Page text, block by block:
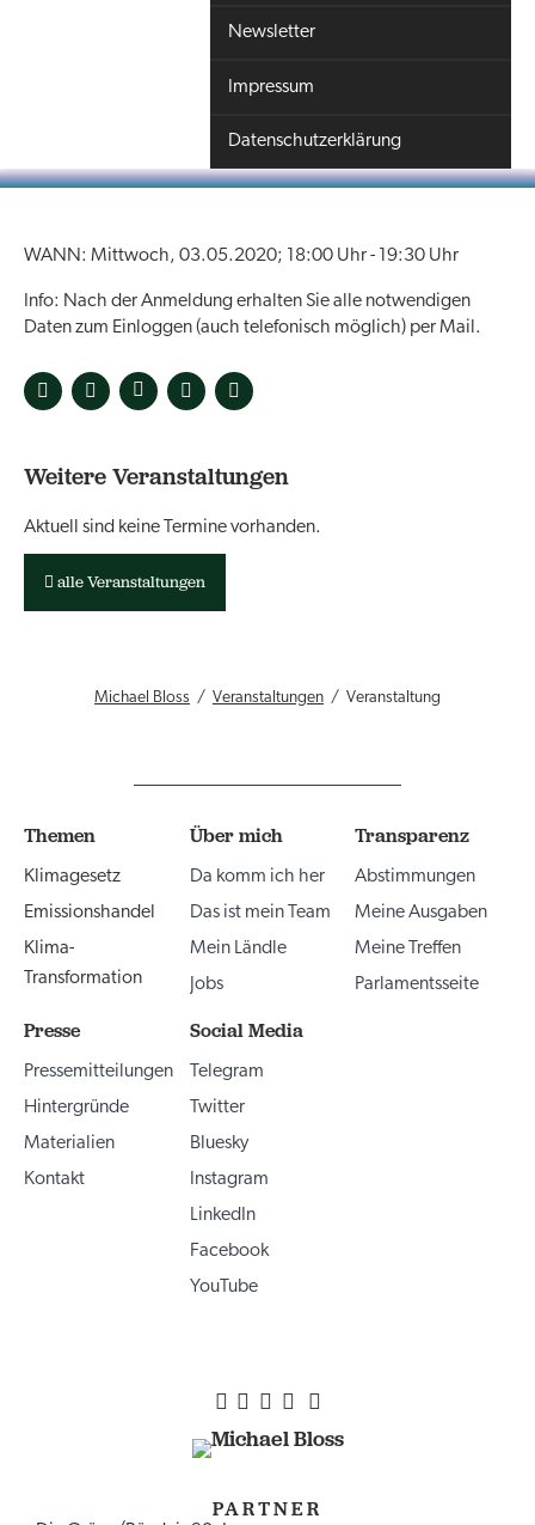
Newsletter
Impressum
Datenschutzerklärung
Shutdown EU #4 - mit Harmut
Ulrike Guérot & Michael Bloss
WANN: Mittwoch, 03.05.2020; 18:00 Uhr - 19:30 Uhr
Info: Nach der Anmeldung erhalten Sie alle notwendigen
Daten zum Einloggen (auch telefonisch möglich) per Mail.
Weitere Veranstaltungen
Aktuell sind keine Termine vorhanden.
alle Veranstaltungen
Michael Bloss Veranstaltungen Veranstaltung
Themen
Klimagesetz
Emissionshandel
Klima-
Transformation
Über mich
Da komm ich her
Das ist mein Team
Mein Ländle
Jobs
Transparenz
Abstimmungen
Meine Ausgaben
Meine Treffen
Parlamentsseite
Presse
Pressemitteilungen
Hintergründe
Materialien
Kontakt
Social Media
Telegram
Twitter
Bluesky
Instagram
LinkedIn
Facebook
YouTube
PARTNER